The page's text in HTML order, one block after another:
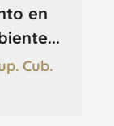
en
Cub.